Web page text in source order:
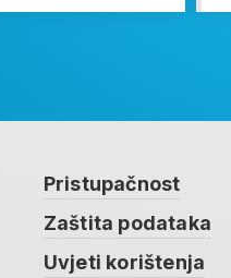
Pristupačnost
Zaštita podataka
Uvjeti korištenja